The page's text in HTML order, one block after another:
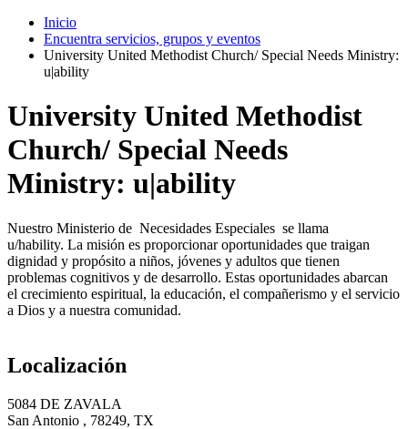
Inicio
Encuentra servicios, grupos y eventos
University United Methodist Church/ Special Needs Ministry:
u|ability
University United Methodist
Church/ Special Needs
Ministry: u|ability
Nuestro Ministerio de Necesidades Especiales se llama
u/hability. La misión es proporcionar oportunidades que traigan
dignidad y propósito a niños, jóvenes y adultos que tienen
problemas cognitivos y de desarrollo. Estas oportunidades abarcan
el crecimiento espiritual, la educación, el compañerismo y el servicio
a Dios y a nuestra comunidad.
Localización
5084 DE ZAVALA
San Antonio , 78249, TX